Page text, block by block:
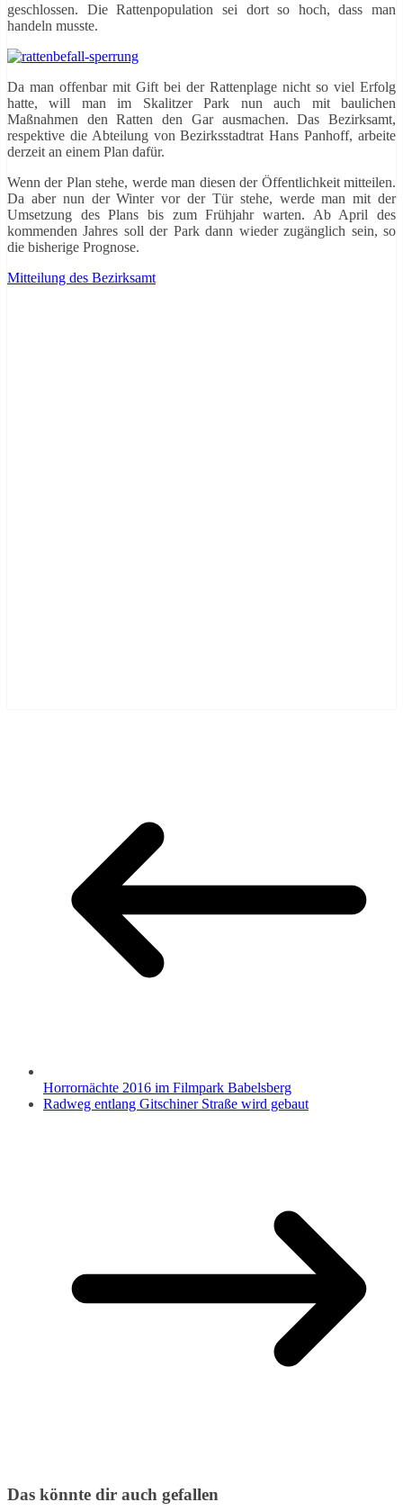
geschlossen. Die Rattenpopulation sei dort so hoch, dass man
handeln musste.
Da man offenbar mit Gift bei der Rattenplage nicht so viel Erfolg
hatte, will man im Skalitzer Park nun auch mit baulichen
Maßnahmen den Ratten den Gar ausmachen. Das Bezirksamt,
respektive die Abteilung von Bezirksstadtrat Hans Panhoff, arbeite
derzeit an einem Plan dafür.
Wenn der Plan stehe, werde man diesen der Öffentlichkeit mitteilen.
Da aber nun der Winter vor der Tür stehe, werde man mit der
Umsetzung des Plans bis zum Frühjahr warten. Ab April des
kommenden Jahres soll der Park dann wieder zugänglich sein, so
die bisherige Prognose.
Mitteilung des Bezirksamt
Horrornächte 2016 im Filmpark Babelsberg
Radweg entlang Gitschiner Straße wird gebaut
Das könnte dir auch gefallen